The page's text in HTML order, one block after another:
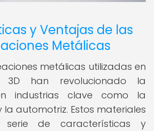
y Ventajas de las
Metálicas
metálicas utilizadas en
3D han revolucionado la
industrias clave como la
automotriz. Estos materiales
serie de características y